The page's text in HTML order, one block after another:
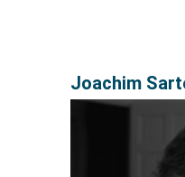
Joachim